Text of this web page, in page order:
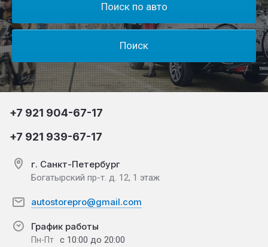
Поиск по авто
Поиск
+7 921 904-67-17
+7 921 939-67-17
г. Санкт-Петербург
Богатырский пр-т. д. 12, 1 этаж
autostorepro@gmail.com
График работы
Пн-Пт с 10:00 до 20:00